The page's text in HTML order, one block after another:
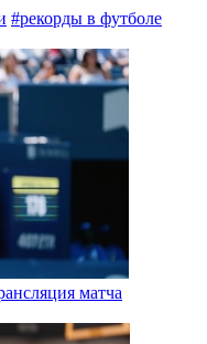
#рекорды в футболе
матча